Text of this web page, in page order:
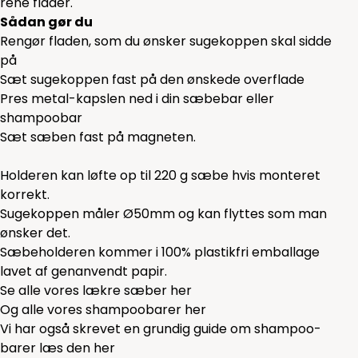
Sådan gør du
Rengør fladen, som du ønsker sugekoppen skal sidde
på
Sæt sugekoppen fast på den ønskede overflade
Pres metal-kapslen ned i din sæbebar eller
shampoobar
Sæt sæben fast på magneten.
Holderen kan løfte op til 220 g sæbe hvis monteret
korrekt.
Sugekoppen måler Ø50mm og kan flyttes som man
ønsker det.
Sæbeholderen kommer i 100% plastikfri emballage
lavet af genanvendt papir.
Se alle vores lækre sæber her
Og alle vores shampoobarer her
Vi har også skrevet en grundig guide om shampoo-
barer læs den her